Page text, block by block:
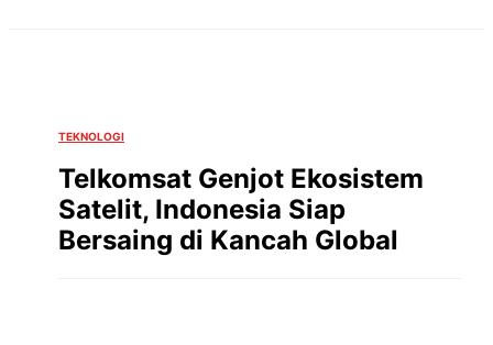
TEKNOLOGI
Telkomsat Genjot Ekosistem
Satelit, Indonesia Siap
Bersaing di Kancah Global